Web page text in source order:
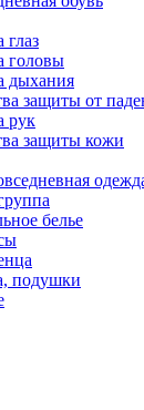
глаз
головы
дыхания
защиты от
рук
защиты кожи
белье
подушки